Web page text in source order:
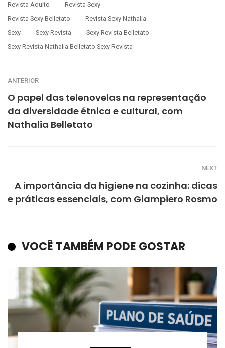
Revista Adulto
Revista Sexy
Revista Sexy Belletato
Revista Sexy Nathalia
Sexy
Sexy Revista
Sexy Revista Belletato
Sexy Revista Nathalia Belletato Sexy Revista
ANTERIOR
O papel das telenovelas na representação
da diversidade étnica e cultural, com
Nathalia Belletato
NEXT
A importância da higiene na cozinha: dicas
e práticas essenciais, com Giampiero Rosmo
VOCÊ TAMBÉM PODE GOSTAR